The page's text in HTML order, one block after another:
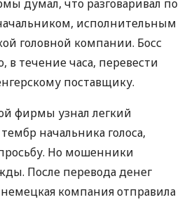
думал, что разговаривал по
исполнительным
головной компании. Босс
в течение часа, перевести
поставщику.
фирмы узнал легкий
начальника голоса,
Но мошенники
После перевода денег
компания отправила